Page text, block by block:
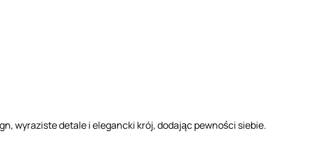
wyraziste detale i elegancki krój, dodając pewności siebie.